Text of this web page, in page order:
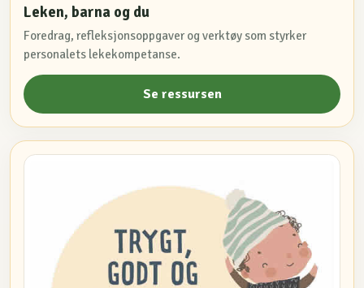
Leken, barna og du
Foredrag, refleksjonsoppgaver og verktøy som styrker
personalets lekekompetanse.
Se ressursen